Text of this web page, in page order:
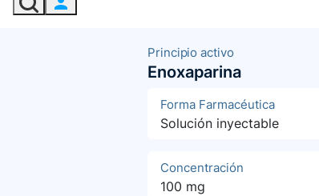
Principio activo
Enoxaparina
Forma Farmacéutica
Solución inyectable
Concentración
100 mg